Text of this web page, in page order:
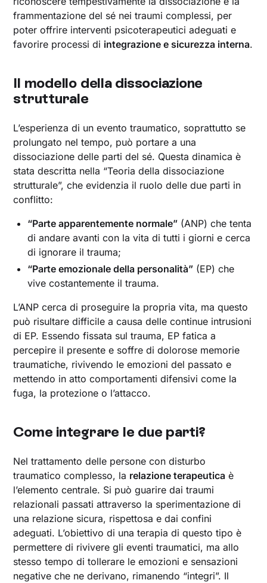
frammentazione del sé nei traumi complessi, per
poter offrire interventi psicoterapeutici adeguati e
favorire processi di integrazione e sicurezza interna.
Il modello della dissociazione
strutturale
L’esperienza di un evento traumatico, soprattutto se
prolungato nel tempo, può portare a una
dissociazione delle parti del sé. Questa dinamica è
stata descritta nella “Teoria della dissociazione
strutturale”, che evidenzia il ruolo delle due parti in
conflitto:
“Parte apparentemente normale” (ANP) che tenta
di andare avanti con la vita di tutti i giorni e cerca
di ignorare il trauma;
“Parte emozionale della personalità” (EP) che
vive costantemente il trauma.
L’ANP cerca di proseguire la propria vita, ma questo
può risultare difficile a causa delle continue intrusioni
di EP. Essendo fissata sul trauma, EP fatica a
percepire il presente e soffre di dolorose memorie
traumatiche, rivivendo le emozioni del passato e
mettendo in atto comportamenti difensivi come la
fuga, la protezione o l’attacco.
Come integrare le due parti?
Nel trattamento delle persone con disturbo
traumatico complesso, la relazione terapeutica è
l’elemento centrale. Si può guarire dai traumi
relazionali passati attraverso la sperimentazione di
una relazione sicura, rispettosa e dai confini
adeguati. L’obiettivo di una terapia di questo tipo è
permettere di rivivere gli eventi traumatici, ma allo
stesso tempo di tollerare le emozioni e sensazioni
negative che ne derivano, rimanendo “integri”. Il